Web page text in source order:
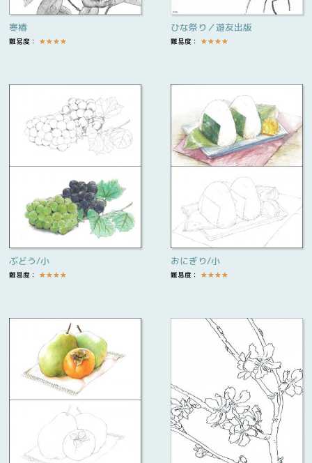
寒椿
難易度： ★★★★
ひな祭り／遊友出版
難易度： ★★★★
ぶどう/小
難易度： ★★★★
おにぎり/小
難易度： ★★★★